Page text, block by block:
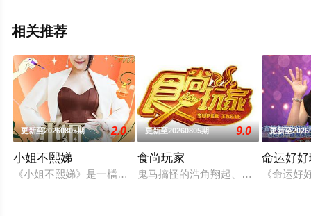
相关推荐
更新至20260805期 2.0
小姐不熙娣
《小姐不熙娣》是一檔以女性做為出發點，討論內容聚焦女性職
更新至20260805期 9.0
食尚玩家
鬼马搞怪的浩角翔起、莎莎及其他主
更新至
命运好
《命运